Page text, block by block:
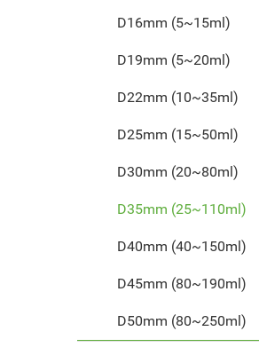
D16mm (5~15ml)
D19mm (5~20ml)
D22mm (10~35ml)
D25mm (15~50ml)
D30mm (20~80ml)
D35mm (25~110ml)
D40mm (40~150ml)
D45mm (80~190ml)
D50mm (80~250ml)